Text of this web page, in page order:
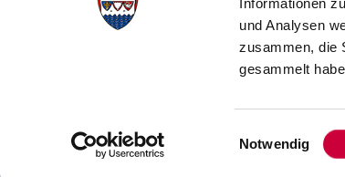
Informationen
und Analysen
zusammen, die
gesammelt
Notwendig
Bildung
Kreisverwaltung Steinburg ·